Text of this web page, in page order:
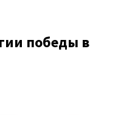
победы в